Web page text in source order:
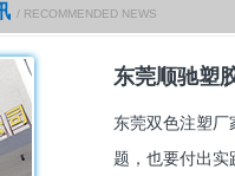
/ RECOMMENDED NEWS
东莞顺驰塑
东莞双色注塑
题，也要付出实